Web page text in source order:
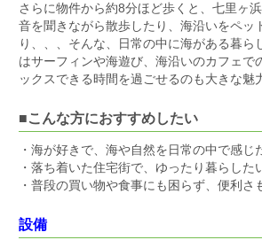
さらに物件から約8分ほど歩くと、七里ヶ
音を聞きながら散歩したり、海沿いをペッ
り、、、そんな、日常の中に海がある暮ら
はサーフィンや海遊び、海沿いのカフェで
ックスできる時間を過ごせるのも大きな魅
■こんな方におすすめしたい
・海が好きで、海や自然を日常の中で感じ
・落ち着いた住宅街で、ゆったり暮らした
・普段の買い物や食事にも困らず、便利さ
設備